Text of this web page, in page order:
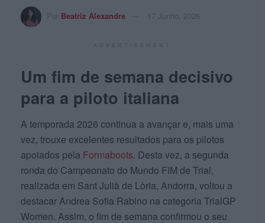
Por Beatriz Alexandre 17 Junho, 2026
Um fim de semana decisivo
para a piloto italiana
A temporada 2026 continua a avançar e, mais uma
vez, trouxe excelentes resultados para os pilotos
apoiados pela Formaboots. Desta vez, a segunda
ronda do Campeonato do Mundo FIM de Trial,
realizada em Sant Julià de Lòria, Andorra, voltou a
destacar Andrea Sofia Rabino na categoria TrialGP
Women. Assim, o fim de semana confirmou o seu